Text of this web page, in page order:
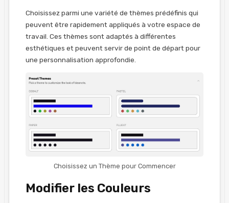
Choisissez parmi une variété de thèmes prédéfinis qui
peuvent être rapidement appliqués à votre espace de
travail. Ces thèmes sont adaptés à différentes
esthétiques et peuvent servir de point de départ pour
une personnalisation approfondie.
Choisissez un Thème pour Commencer
Modifier les Couleurs